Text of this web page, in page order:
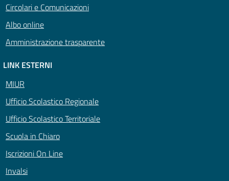
Circolari e Comunicazioni
Albo online
Amministrazione trasparente
LINK ESTERNI
MIUR
Ufficio Scolastico Regionale
Ufficio Scolastico Territoriale
Scuola in Chiaro
Iscrizioni On Line
Invalsi